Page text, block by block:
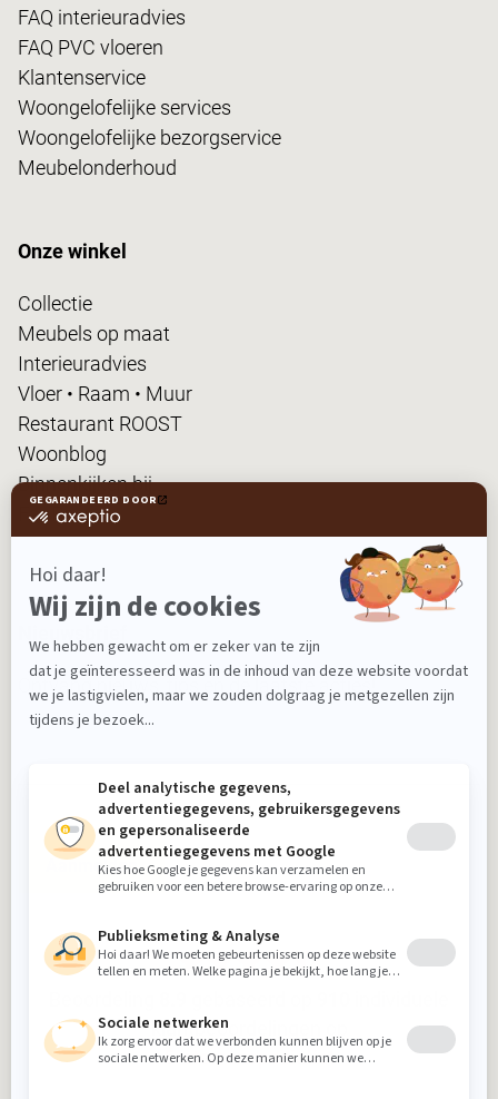
FAQ interieuradvies
FAQ PVC vloeren
Klantenservice
Woongelofelijke services
Woongelofelijke bezorgservice
Meubelonderhoud
Onze winkel
Collectie
Meubels op maat
Interieuradvies
Vloer • Raam • Muur
Restaurant ROOST
Woonblog
Binnenkijken bij...
FanPas
Ontvang nieuws, tips en de laatste acties!
Aanmelden
klantbeoordelingen op
5-sterrenspecialist